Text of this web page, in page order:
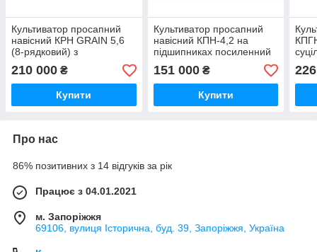
Культиватор просапний
навісний КРН GRAIN 5,6
(8-рядковий) з
підживлюючим пристроєм
на підшипниках
посиленний
210 000 ₴
Купити
Культиватор просапний
навісний КПН-4,2 на
підшипниках посиленний
6 рядів
151 000₴
Купити
і
Про нас
86% позитивних з 14 відгуків за рік
Працює з 04.01.2021
м. Запоріжжя
69106, вулиця Історична, буд. 39, Запоріжжя, Україна